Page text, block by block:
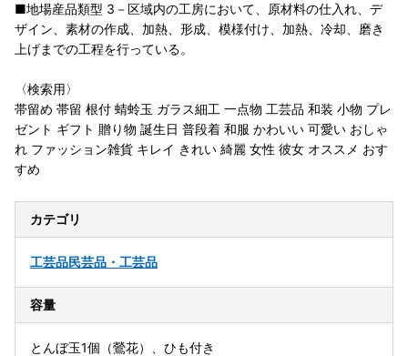
■地場産品類型 3－区域内の工房において、原材料の仕入れ、デ
ザイン、素材の作成、加熱、形成、模様付け、加熱、冷却、磨き
上げまでの工程を行っている。
〈検索用〉
帯留め 帯留 根付 蜻蛉玉 ガラス細工 一点物 工芸品 和装 小物 プレ
ゼント ギフト 贈り物 誕生日 普段着 和服 かわいい 可愛い おしゃ
れ ファッション雑貨 キレイ きれい 綺麗 女性 彼女 オススメ おす
すめ
カテゴリ
工芸品民芸品・工芸品
容量
とんぼ玉1個（鶯花）、ひも付き